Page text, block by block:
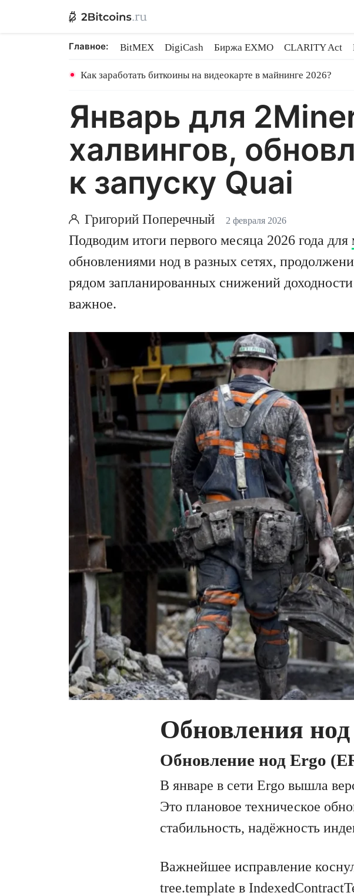
Главное: BitMEX DigiCash Биржа EXMO CLARITY Act
Как заработать биткоины на видеокарте в майнинге 2026?
Январь для
халвингов,
к запуску Quai
Григорий Поперечный 2 февраля 2026
Подводим итоги первого месяца 2026 года для
обновлениями нод в разных сетях,
рядом запланированных снижений
важное.
Обновления нод
Обновление нод Ergo
В январе в сети Ergo вышла
Это плановое техническое
стабильность, надёжность
Важнейшее исправление
tree.template в